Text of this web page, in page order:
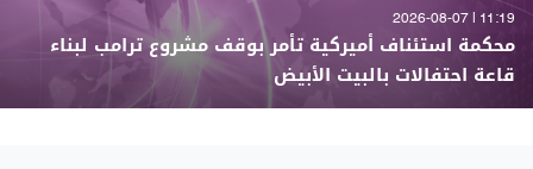
11:19 | 2026-08-07
محكمة استئناف أميركية تأمر بوقف مشروع ترامب لبناء
قاعة احتفالات بالبيت الأبيض